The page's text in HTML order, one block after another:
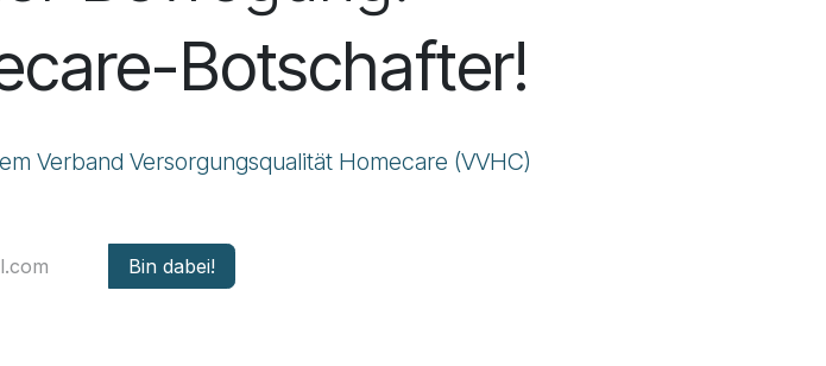
Botschafter!
Verband Versorgungsqualität Homecare (VVHC)
Bin dabei!